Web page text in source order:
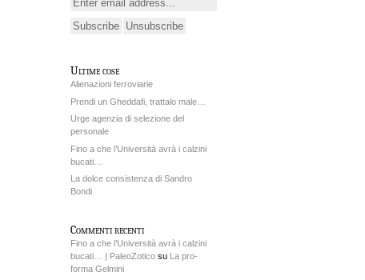
Ultime cose
Alienazioni ferroviarie
Prendi un Gheddafi, trattalo male…
Urge agenzia di selezione del
personale
Fino a che l’Università avrà i calzini
bucati…
La dolce consistenza di Sandro
Bondi
Commenti recenti
Fino a che l’Università avrà i calzini
bucati… | PaleoZotico su La pro-
forma Gelmini